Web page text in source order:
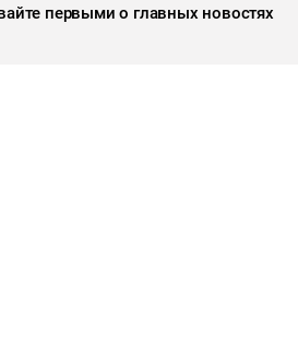
первыми о главных новостях